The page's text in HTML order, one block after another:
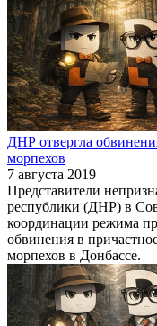
ДНР отвергла
морпехов
7 августа 2019
Представители
республики (ДНР) в
координации режима
обвинения в
морпехов в Донбассе.